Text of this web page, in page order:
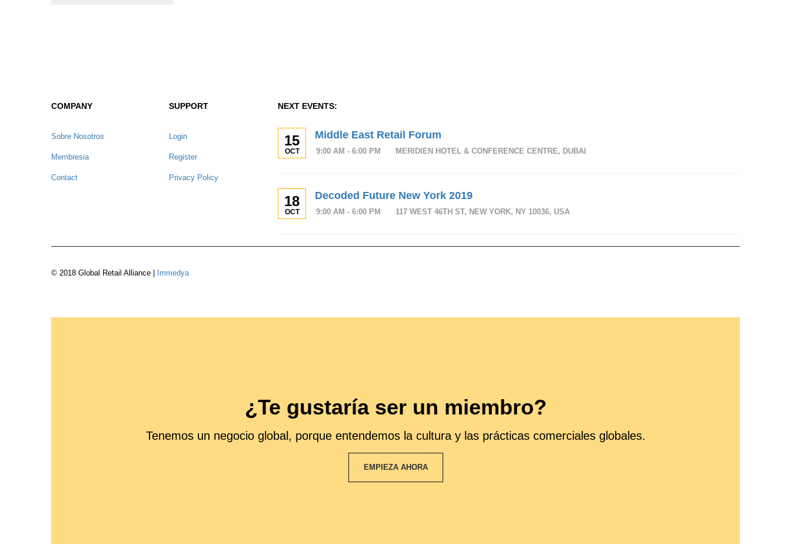
COMPANY
Sobre Nosotros
Membresia
Contact
SUPPORT
Login
Register
Privacy Policy
NEXT EVENTS:
15
OCT
Middle East Retail Forum
9:00 AM - 6:00 PM MERIDIEN HOTEL & CONFERENCE CENTRE, DUBAI
18
OCT
Decoded Future New York 2019
9:00 AM - 6:00 PM 117 WEST 46TH ST, NEW YORK, NY 10036, USA
© 2018 Global Retail Alliance | Immedya
¿Te gustaría ser un miembro?
Tenemos un negocio global, porque entendemos la cultura y las prácticas comerciales globales.
EMPIEZA AHORA